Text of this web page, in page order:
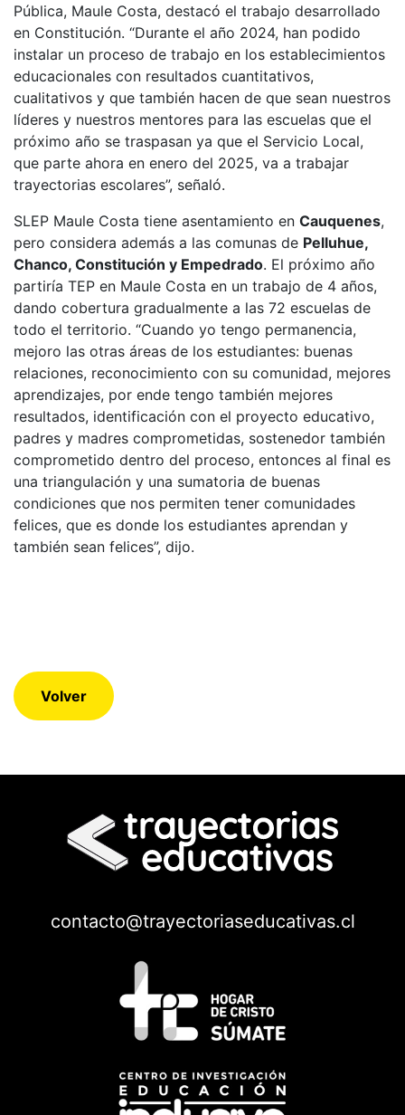
Pública, Maule Costa, destacó el trabajo desarrollado
en Constitución. “Durante el año 2024, han podido
instalar un proceso de trabajo en los establecimientos
educacionales con resultados cuantitativos,
cualitativos y que también hacen de que sean nuestros
líderes y nuestros mentores para las escuelas que el
próximo año se traspasan ya que el Servicio Local,
que parte ahora en enero del 2025, va a trabajar
trayectorias escolares”, señaló.
SLEP Maule Costa tiene asentamiento en Cauquenes,
pero considera además a las comunas de Pelluhue,
Chanco, Constitución y Empedrado. El próximo año
partiría TEP en Maule Costa en un trabajo de 4 años,
dando cobertura gradualmente a las 72 escuelas de
todo el territorio. “Cuando yo tengo permanencia,
mejoro las otras áreas de los estudiantes: buenas
relaciones, reconocimiento con su comunidad, mejores
aprendizajes, por ende tengo también mejores
resultados, identificación con el proyecto educativo,
padres y madres comprometidas, sostenedor también
comprometido dentro del proceso, entonces al final es
una triangulación y una sumatoria de buenas
condiciones que nos permiten tener comunidades
felices, que es donde los estudiantes aprendan y
también sean felices”, dijo.
Volver
contacto@trayectoriaseducativas.cl